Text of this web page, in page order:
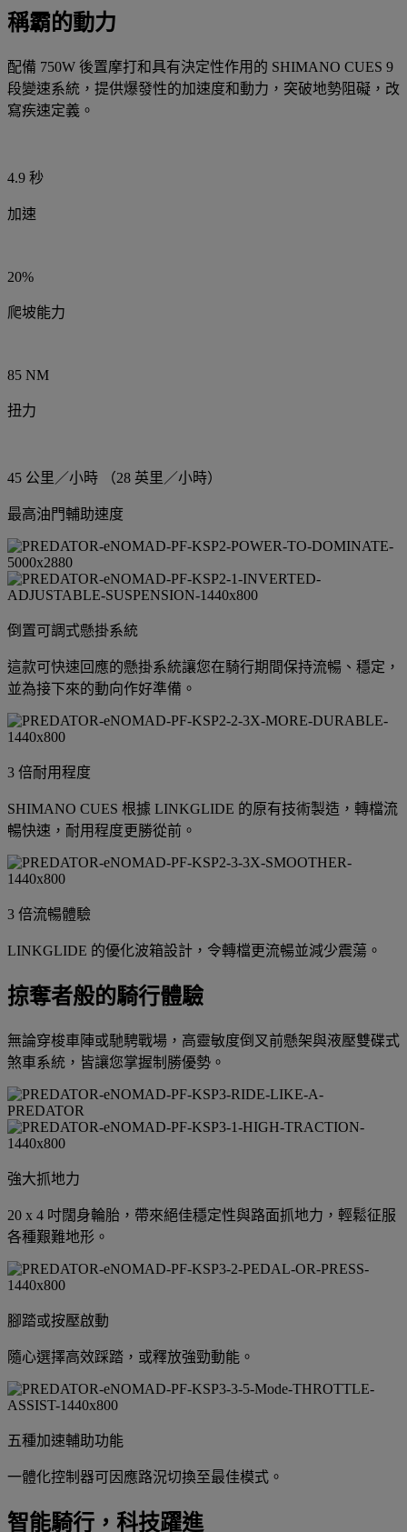
稱霸的動力
配備 750W 後置摩打和具有決定性作用的 SHIMANO CUES 9
段變速系統，提供爆發性的加速度和動力，突破地勢阻礙，改
寫疾速定義。
4.9 秒
加速
20%
爬坡能力
85 NM
扭力
45 公里／小時 （28 英里／小時）
最高油門輔助速度
倒置可調式懸掛系統
這款可快速回應的懸掛系統讓您在騎行期間保持流暢、穩定，
並為接下來的動向作好準備。
3 倍耐用程度
SHIMANO CUES 根據 LINKGLIDE 的原有技術製造，轉檔流
暢快速，耐用程度更勝從前。
3 倍流暢體驗
LINKGLIDE 的優化波箱設計，令轉檔更流暢並減少震蕩。
掠奪者般的騎行體驗
無論穿梭車陣或馳騁戰場，高靈敏度倒叉前懸架與液壓雙碟式
煞車系統，皆讓您掌握制勝優勢。
強大抓地力
20 x 4 吋闊身輪胎，帶來絕佳穩定性與路面抓地力，輕鬆征服
各種艱難地形。
腳踏或按壓啟動
隨心選擇高效踩踏，或釋放強勁動能。
五種加速輔助功能
一體化控制器可因應路況切換至最佳模式。
智能騎行，科技躍進